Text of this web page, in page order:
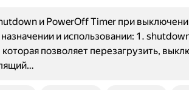
и PowerOff Timer при
и использовании: 1.
позволяет перезагрузить,